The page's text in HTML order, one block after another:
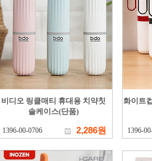
비디오 링클매티 휴대용 치약칫
솔케이스(단품)
1396-00-0706 2,286원
화이트
1396-